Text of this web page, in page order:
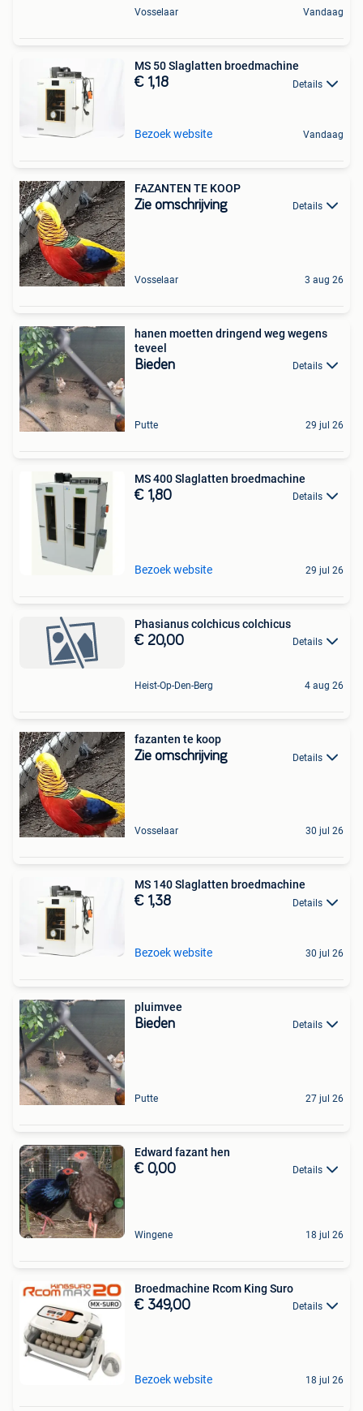
Vosselaar Vandaag
MS 50 Slaglatten broedmachine
€ 1,18 Details
Bezoek website Vandaag
FAZANTEN TE KOOP
Zie omschrijving Details
Vosselaar 3 aug 26
hanen moetten dringend weg wegens
teveel
Bieden Details
Putte 29 jul 26
MS 400 Slaglatten broedmachine
€ 1,80 Details
Bezoek website 29 jul 26
Phasianus colchicus colchicus
€ 20,00 Details
Heist-Op-Den-Berg 4 aug 26
fazanten te koop
Zie omschrijving Details
Vosselaar 30 jul 26
MS 140 Slaglatten broedmachine
€ 1,38 Details
Bezoek website 30 jul 26
pluimvee
Bieden Details
Putte 27 jul 26
Edward fazant hen
€ 0,00 Details
Wingene 18 jul 26
Broedmachine Rcom King Suro
€ 349,00 Details
Bezoek website 18 jul 26